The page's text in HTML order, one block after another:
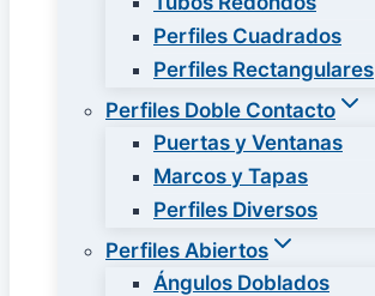
Perfiles Cuadrados
Perfiles Rectangulares
Perfiles Doble Contacto
Puertas y Ventanas
Marcos y Tapas
Perfiles Diversos
Perfiles Abiertos
Ángulos Doblados